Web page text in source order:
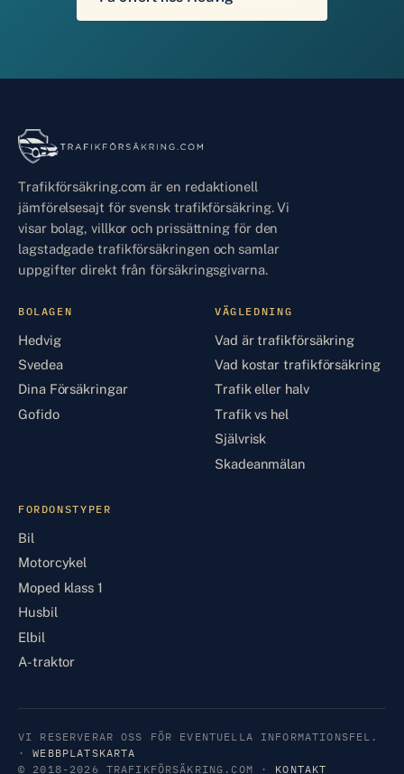
Trafikförsäkring.com är en redaktionell
jämförelsesajt för svensk trafikförsäkring. Vi
visar bolag, villkor och prissättning för den
lagstadgade trafikförsäkringen och samlar
uppgifter direkt från försäkringsgivarna.
BOLAGEN
Hedvig
Svedea
Dina Försäkringar
Gofido
VÄGLEDNING
Vad är trafikförsäkring
Vad kostar trafikförsäkring
Trafik eller halv
Trafik vs hel
Självrisk
Skadeanmälan
FORDONSTYPER
Bil
Motorcykel
Moped klass 1
Husbil
Elbil
A-traktor
VI RESERVERAR OSS FÖR EVENTUELLA INFORMATIONSFEL.
·WEBBPLATSKARTA
© 2018-2026 TRAFIKFÖRSÄKRING.COM · KONTAKT